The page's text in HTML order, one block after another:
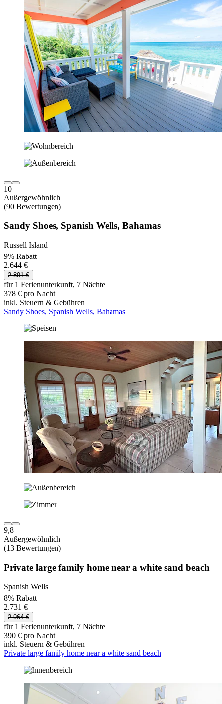
10
Außergewöhnlich
(90 Bewertungen)
Sandy Shoes, Spanish Wells, Bahamas
Russell Island
9% Rabatt
2.644 €
2.891 €
für 1 Ferienunterkunft, 7 Nächte
378 € pro Nacht
inkl. Steuern & Gebühren
Sandy Shoes, Spanish Wells, Bahamas
9,8
Außergewöhnlich
(13 Bewertungen)
Private large family home near a white sand beach
Spanish Wells
8% Rabatt
2.731 €
2.964 €
für 1 Ferienunterkunft, 7 Nächte
390 € pro Nacht
inkl. Steuern & Gebühren
Private large family home near a white sand beach